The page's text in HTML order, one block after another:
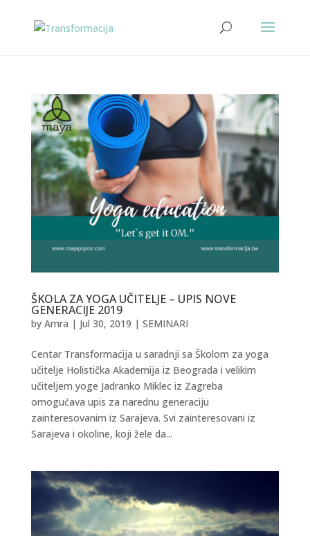
ŠKOLA ZA YOGA UČITELJE – UPIS NOVE
GENERACIJE 2019
by Amra | Jul 30, 2019 | SEMINARI
Centar Transformacija u saradnji sa Školom za yoga
učitelje Holistička Akademija iz Beograda i velikim
učiteljem yoge Jadranko Miklec iz Zagreba
omogućava upis za narednu generaciju
zainteresovanim iz Sarajeva. Svi zainteresovani iz
Sarajeva i okoline, koji žele da...